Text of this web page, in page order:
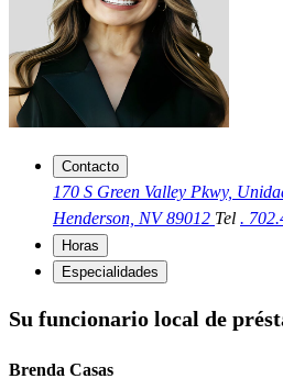
Contacto
170 S Green Valley Pkwy,
Henderson, NV 89012 Tel .
Horas
Especialidades
Su funcionario local de
Brenda Casas